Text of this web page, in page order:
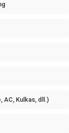
AC, Kulkas, dll.)